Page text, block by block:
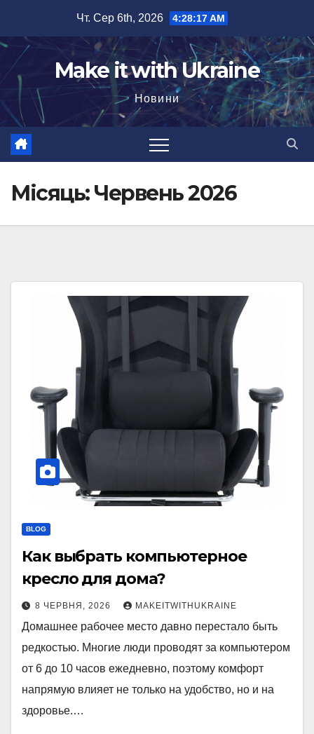
вмісту
Чт. Сер 6th, 2026 4:28:18 AM
Make it with Ukraine
Новини
Місяць:Червень 2026
BLOG
Как выбрать компьютерное
кресло для дома?
8 ЧЕРВНЯ, 2026 MAKEITWITHUKRAINE
Домашнее рабочее место давно перестало быть
редкостью. Многие люди проводят за компьютером
от 6 до 10 часов ежедневно, поэтому комфорт
напрямую влияет не только на удобство, но и на
здоровье.…